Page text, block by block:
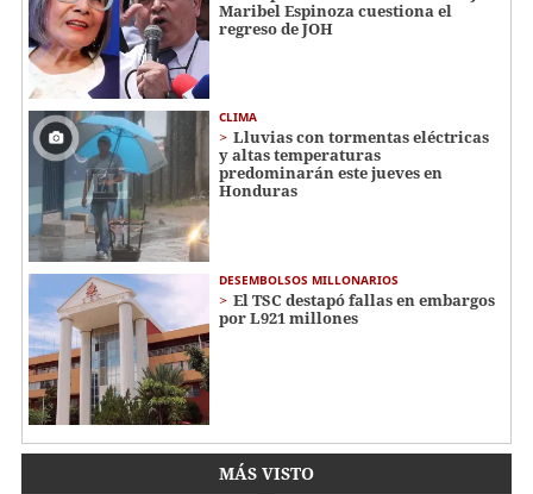
Maribel Espinoza cuestiona el
regreso de JOH
CLIMA
Lluvias con tormentas eléctricas
y altas temperaturas
predominarán este jueves en
Honduras
DESEMBOLSOS MILLONARIOS
El TSC destapó fallas en embargos
por L921 millones
MÁS VISTO